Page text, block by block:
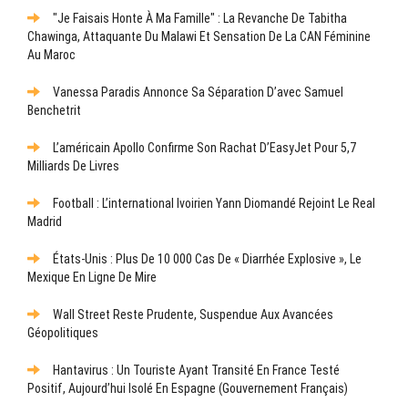
"Je Faisais Honte À Ma Famille" : La Revanche De Tabitha
Chawinga, Attaquante Du Malawi Et Sensation De La CAN Féminine
Au Maroc
Vanessa Paradis Annonce Sa Séparation D’avec Samuel
Benchetrit
L’américain Apollo Confirme Son Rachat D’EasyJet Pour 5,7
Milliards De Livres
Football : L’international Ivoirien Yann Diomandé Rejoint Le Real
Madrid
États-Unis : Plus De 10 000 Cas De « Diarrhée Explosive », Le
Mexique En Ligne De Mire
Wall Street Reste Prudente, Suspendue Aux Avancées
Géopolitiques
Hantavirus : Un Touriste Ayant Transité En France Testé
Positif, Aujourd’hui Isolé En Espagne (gouvernement Français)